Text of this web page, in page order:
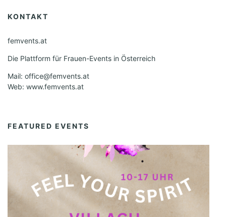
KONTAKT
femvents.at
Die Plattform für Frauen-Events in Österreich
Mail: office@femvents.at
Web: www.femvents.at
FEATURED EVENTS